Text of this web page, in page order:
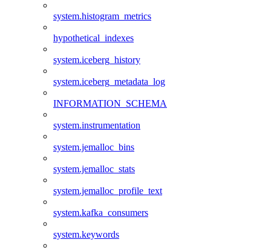
system.histogram_metrics
hypothetical_indexes
system.iceberg_history
system.iceberg_metadata_log
INFORMATION_SCHEMA
system.instrumentation
system.jemalloc_bins
system.jemalloc_stats
system.jemalloc_profile_text
system.kafka_consumers
system.keywords